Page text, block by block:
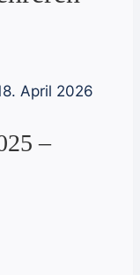
April 2026
–